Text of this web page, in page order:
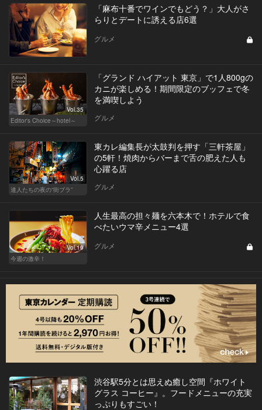
「麻布十番でワインでもどう？」大人がさ
らりとデートに誘える店6選
グルメ
Vol.35
Editor's Choice～hotel～
「グランド ハイアット 東京」で1人800gの
カニが楽しめる！期間限定のブッフェで冬
を満喫しよう
グルメ
Vol.5
達人たちの夜の“街ブラ”
東カレ編集長が太鼓判を押す「三軒茶屋」
の5軒！焼肉からバーまで舌の肥えた人も
心躍る店
グルメ
Vol.19
今週の激辛！
人生最高の担々麺を六本木で！ホテルで食
べたいウマ辛メニュー4選
グルメ
渋谷駅5分とは思えぬ癒し空間『ホワイト
グラス コーヒー』。フードメニューの充実
っぷりもすごい！